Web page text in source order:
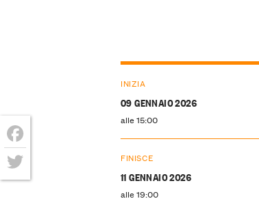
INIZIA
09 GENNAIO 2026
alle 15:00
FINISCE
11 GENNAIO 2026
alle 19:00
Facebook
Twitter